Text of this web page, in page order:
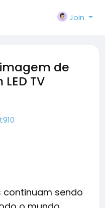
Join
de
TV
continuam sendo